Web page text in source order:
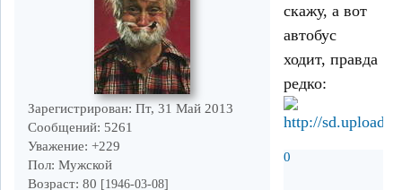
Зарегистрирован: Пт, 31 Май 2013
Сообщений: 5261
Уважение: +229
Пол: Мужской
Возраст: 80 [1946-03-08]
скажу, а вот
автобус
ходит, правда
редко:
0